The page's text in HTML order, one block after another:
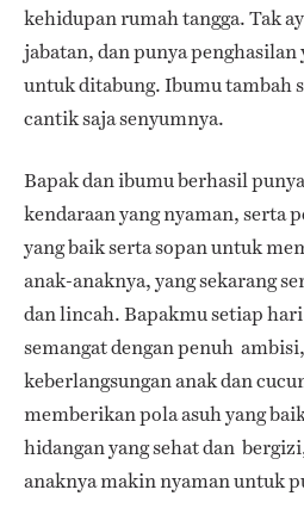
kehidupan rumah tangga. Tak
jabatan, dan punya penghasilan
untuk ditabung. Ibumu tambah
cantik saja senyumnya.
Bapak dan ibumu berhasil
kendaraan yang nyaman, serta
yang baik serta sopan untuk
anak-anaknya, yang sekarang
dan lincah. Bapakmu setiap
semangat dengan penuh
keberlangsungan anak dan
memberikan pola asuh yang
hidangan yang sehat dan
anaknya makin nyaman untuk